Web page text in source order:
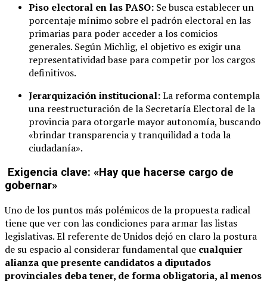
Piso electoral en las PASO: Se busca establecer un
porcentaje mínimo sobre el padrón electoral en las
primarias para poder acceder a los comicios
generales. Según Michlig, el objetivo es exigir una
representatividad base para competir por los cargos
definitivos.
Jerarquización institucional:La reforma contempla
una reestructuración de la Secretaría Electoral de la
provincia para otorgarle mayor autonomía, buscando
«brindar transparencia y tranquilidad a toda la
ciudadanía».
Exigencia clave: «Hay que hacerse cargo de
gobernar»
Uno de los puntos más polémicos de la propuesta radical
tiene que ver con las condiciones para armar las listas
legislativas. El referente de Unidos dejó en claro la postura
de su espacio al considerar fundamental que cualquier
alianza que presente candidatos a diputados
provinciales deba tener, de forma obligatoria, al menos